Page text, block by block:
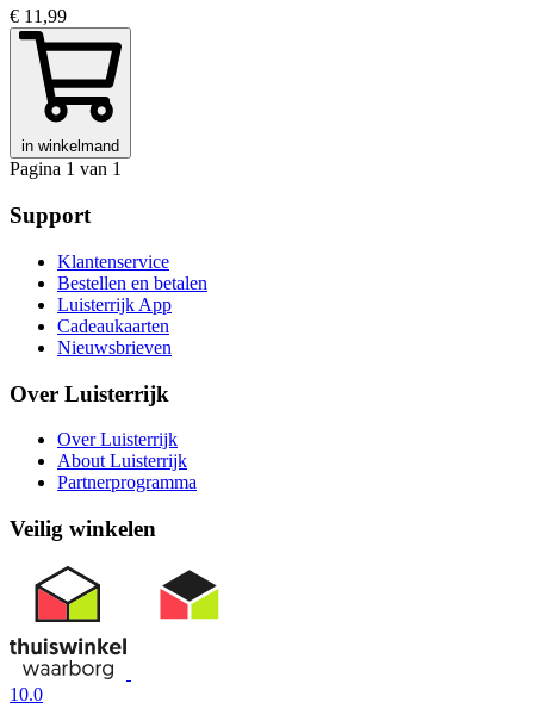
€ 11,99
in winkelmand
Pagina 1 van 1
Support
Klantenservice
Bestellen en betalen
Luisterrijk App
Cadeaukaarten
Nieuwsbrieven
Over Luisterrijk
Over Luisterrijk
About Luisterrijk
Partnerprogramma
Veilig winkelen
10.0